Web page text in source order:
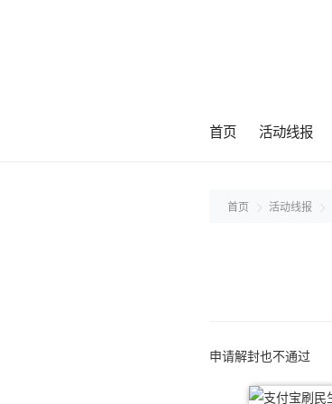
首页 活动线报
首页 活动线报
申请解封也不通过